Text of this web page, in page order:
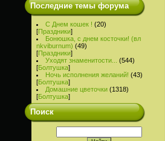
Последние темы форума
С Днем кошек ! (20)
[Праздники]
Бонюшка, с днем косточки! (вл
nkviburnum) (49)
[Праздники]
Уходят знаменитости...
(544)
[Болтушка]
Ночь исполнения желаний! (43)
[Болтушка]
Домашние цветочки (1318)
[Болтушка]
Поиск